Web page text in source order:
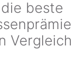
beste